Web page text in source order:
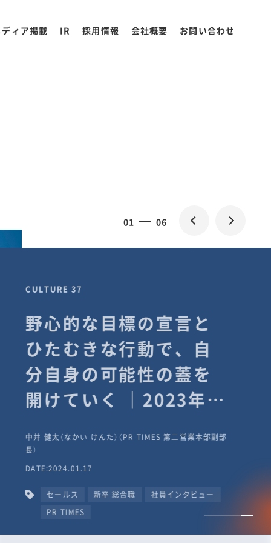
ィア掲載 IR 採用情報 会社概要 お問い合わせ
01 06
CULTURE 37
野心的な目標の宣言と
ひたむきな行動で、自
分自身の可能性の蓋を
開けていく ｜2023年度
タビュー #PR
TIMESな人たち
中井 健太（なかい けんた）（PR TIMES 第二営業本部副部
長）
DATE:2024.01.17
セールス 新卒 総合職
社員インタビュー
PR TIMES